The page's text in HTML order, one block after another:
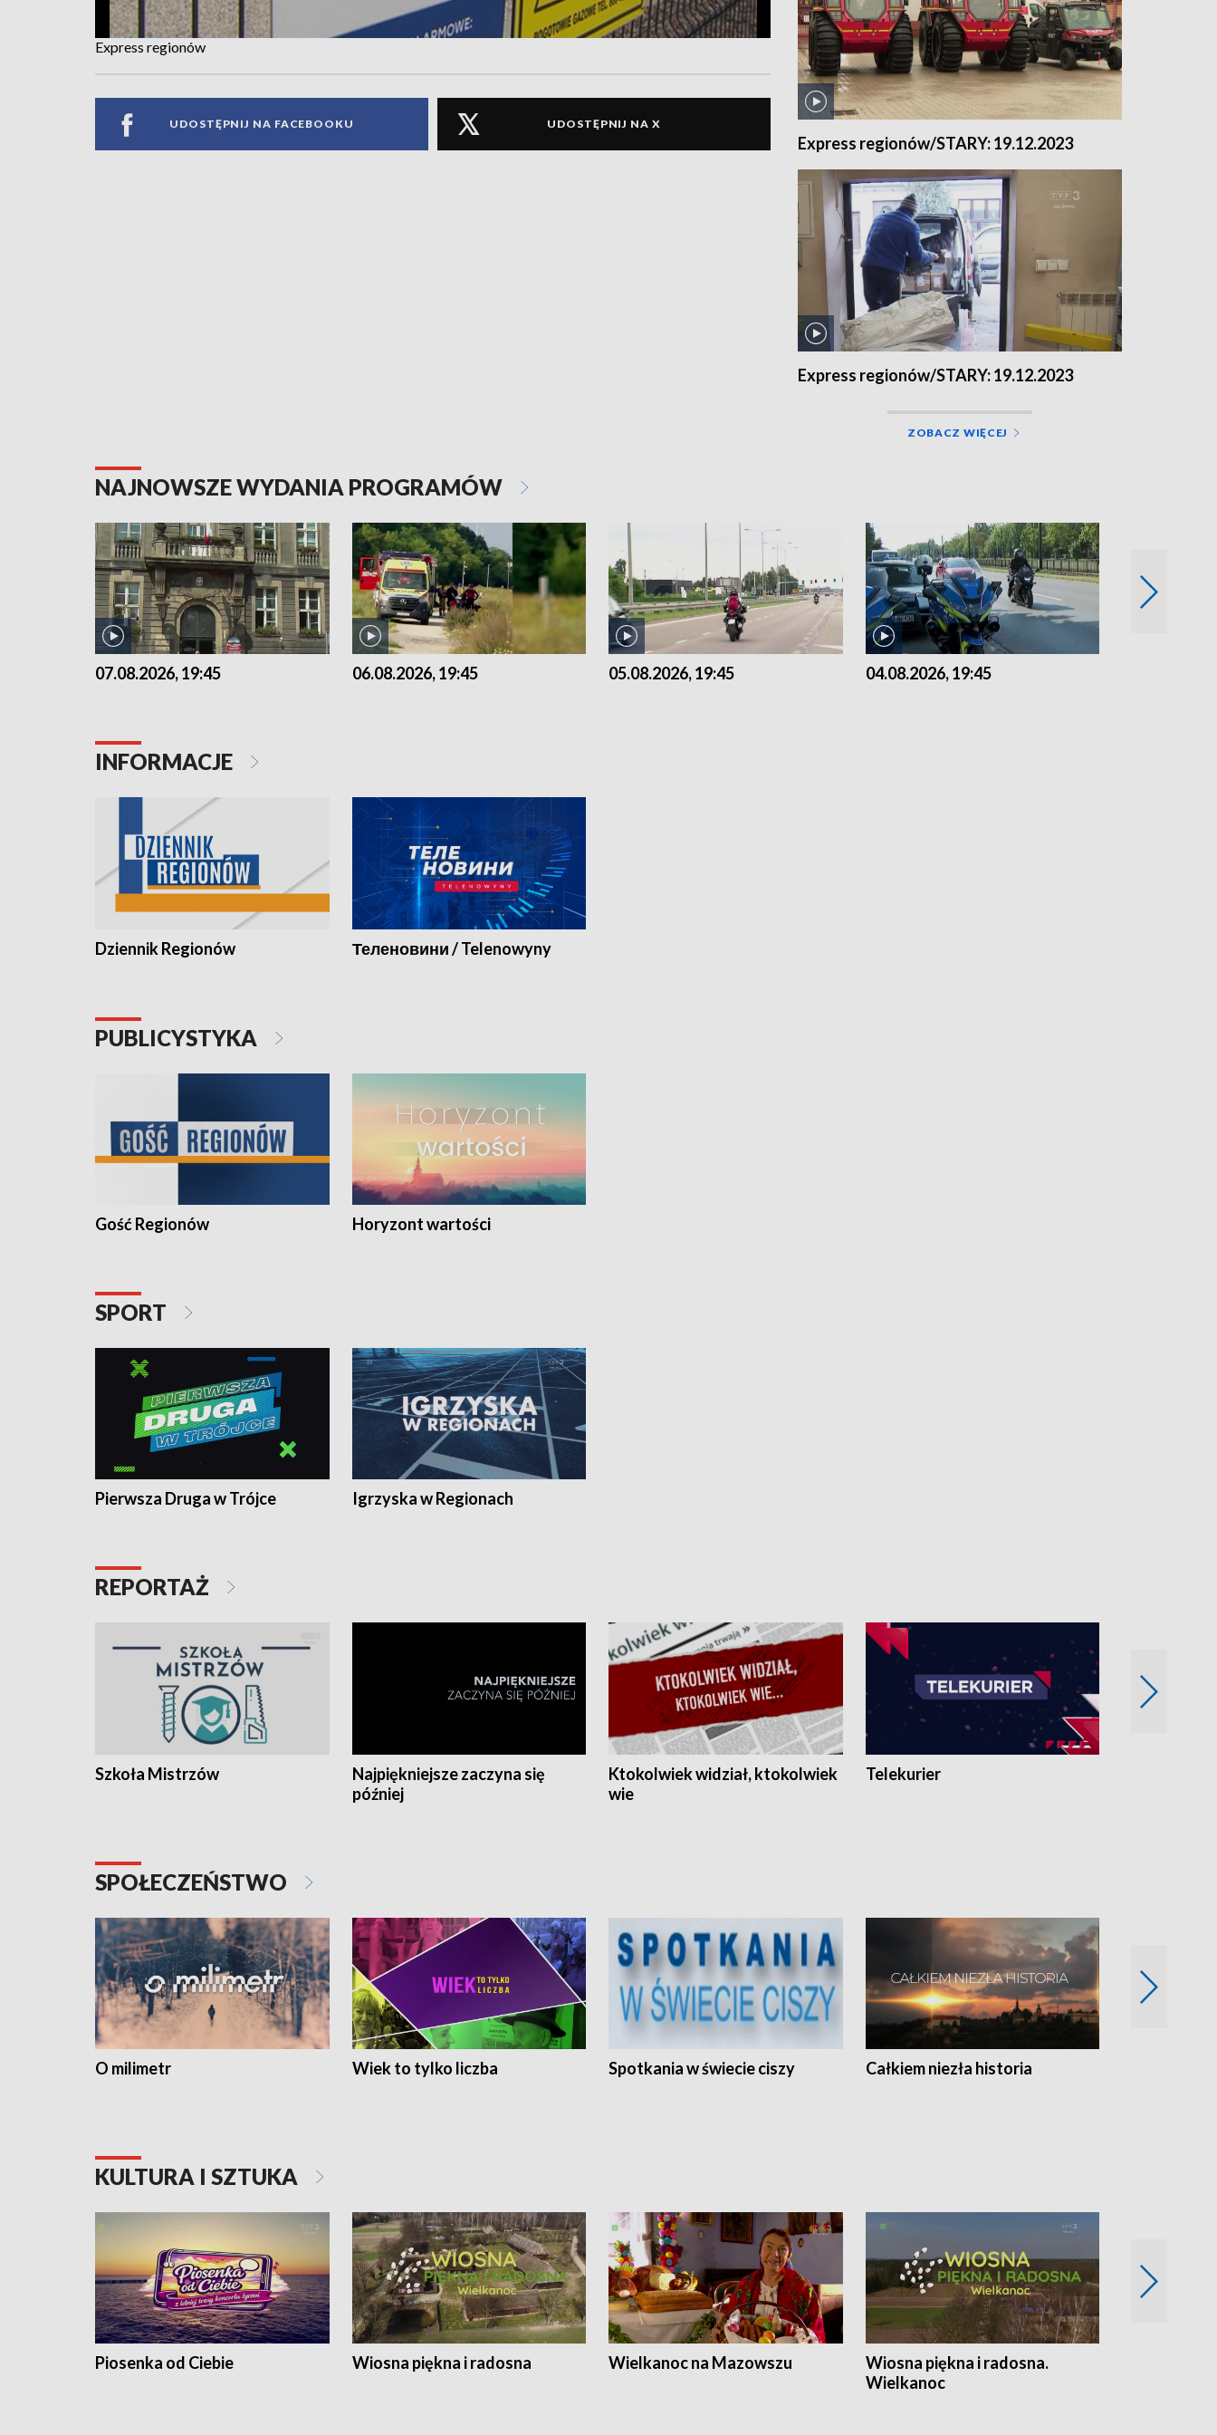
Express regionów
UDOSTĘPNIJ NA FACEBOOKU UDOSTĘPNIJ NA X
Express regionów/STARY: 19.12.2023
Express regionów/STARY: 19.12.2023
ZOBACZ WIĘCEJ
NAJNOWSZE WYDANIA PROGRAMÓW
07.08.2026, 19:45 06.08.2026, 19:45 05.08.2026, 19:45 04.08.2026, 19:45
INFORMACJE
Dziennik Regionów Теленовини / Telenowyny
PUBLICYSTYKA
Gość Regionów Horyzont wartości
SPORT
Pierwsza Druga w Trójce Igrzyska w Regionach
REPORTAŻ
Szkoła Mistrzów
Najpiękniejsze zaczyna się
później
Ktokolwiek widział, ktokolwiek
wie
Telekurier
SPOŁECZEŃSTWO
O milimetr Wiek to tylko liczba Spotkania w świecie ciszy Całkiem niezła historia
KULTURA I SZTUKA
Piosenka od Ciebie Wiosna piękna i radosna Wielkanoc na Mazowszu
Wiosna piękna i radosna.
Wielkanoc